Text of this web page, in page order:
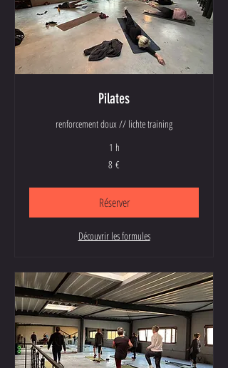
Pilates
renforcement doux // lichte training
1 h
8 €
Réserver
Découvrir les formules